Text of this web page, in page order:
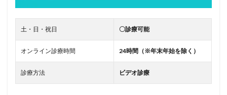
土・日・祝日 〇診療可能
オンライン診療時間 24時間（※年末年始を除く）
診療方法 ビデオ診療